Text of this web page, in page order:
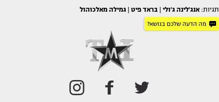
תגיות: אנג'לינה ג'ולי בראד פיט גמילה מאלכוהול
מה הדעה שלכם בנושא?